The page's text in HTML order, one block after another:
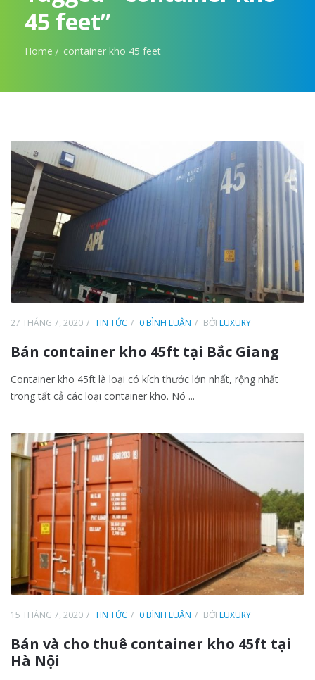
45 feet”
Home container kho 45 feet
27 THÁNG 7, 2020 TIN TỨC 0 BÌNH LUẬN BỞI LUXURY
Bán container kho 45ft tại Bắc Giang
Container kho 45ft là loại có kích thước lớn nhất, rộng nhất
trong tất cả các loại container kho. Nó ...
15 THÁNG 7, 2020 TIN TỨC 0 BÌNH LUẬN BỞI LUXURY
Bán và cho thuê container kho 45ft tại
Hà Nội